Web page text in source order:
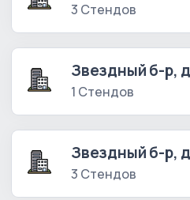
3 Стендов
Звездный б-р,
1 Стендов
Звездный б-р,
3 Стендов